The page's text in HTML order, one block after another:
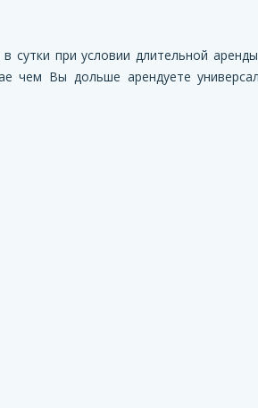
при условии длительной
чем Вы дольше арендуете